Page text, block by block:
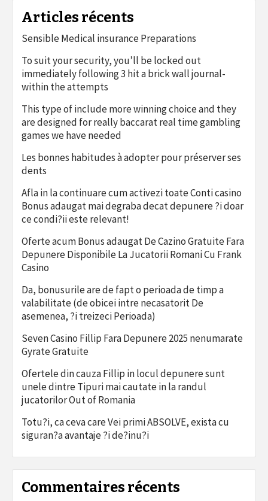
Articles récents
Sensible Medical insurance Preparations
To suit your security, you’ll be locked out
immediately following 3 hit a brick wall journal-
within the attempts
This type of include more winning choice and they
are designed for really baccarat real time gambling
games we have needed
Les bonnes habitudes à adopter pour préserver ses
dents
Afla in la continuare cum activezi toate Conti casino
Bonus adaugat mai degraba decat depunere ?i doar
ce condi?ii este relevant!
Oferte acum Bonus adaugat De Cazino Gratuite Fara
Depunere Disponibile La Jucatorii Romani Cu Frank
Casino
Da, bonusurile are de fapt o perioada de timp a
valabilitate (de obicei intre necasatorit De
asemenea, ?i treizeci Perioada)
Seven Casino Fillip Fara Depunere 2025 nenumarate
Gyrate Gratuite
Ofertele din cauza Fillip in locul depunere sunt
unele dintre Tipuri mai cautate in la randul
jucatorilor Out of Romania
Totu?i, ca ceva care Vei primi ABSOLVE, exista cu
siguran?a avantaje ?i de?inu?i
Commentaires récents